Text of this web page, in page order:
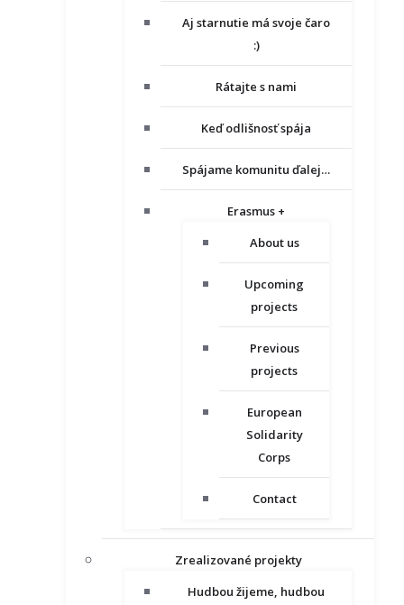
Aj starnutie má svoje čaro
:)
Rátajte s nami
Keď odlišnosť spája
Spájame komunitu ďalej…
Erasmus +
About us
Upcoming
projects
Previous
projects
European
Solidarity
Corps
Contact
Zrealizované projekty
Hudbou žijeme, hudbou